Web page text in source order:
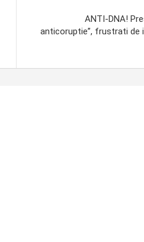
ANTI-DNA!
anticoruptie”, frustrati de